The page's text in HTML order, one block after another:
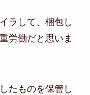
ラして、梱包し
労働だと思いま
たものを保管し